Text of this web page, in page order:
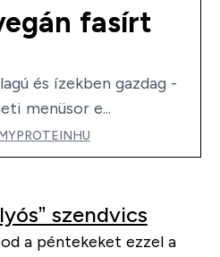
fasírt
és ízekben gazdag -
menüsor e...
szendvics
a péntekeket ezzel a